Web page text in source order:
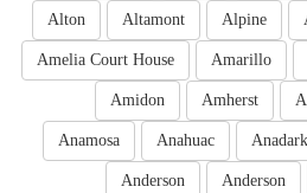
Alpine
Altamont
Alton
Amarillo
Amelia Court House
Amherst
Amidon
Anahuac
Anamosa
Anderson
Anderson